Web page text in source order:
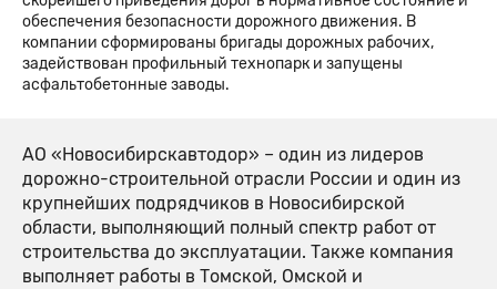
обеспечения безопасности дорожного движения. В
компании сформированы бригады дорожных рабочих,
задействован профильный технопарк и запущены
асфальтобетонные заводы.
АО «Новосибирскавтодор» – один из лидеров
дорожно-строительной отрасли России и один из
крупнейших подрядчиков в Новосибирской
области, выполняющий полный спектр работ от
строительства до эксплуатации. Также компания
выполняет работы в Томской, Омской и